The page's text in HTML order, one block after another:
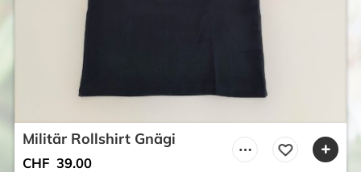
Militär Rollshirt Gnägi
CHF 39.00